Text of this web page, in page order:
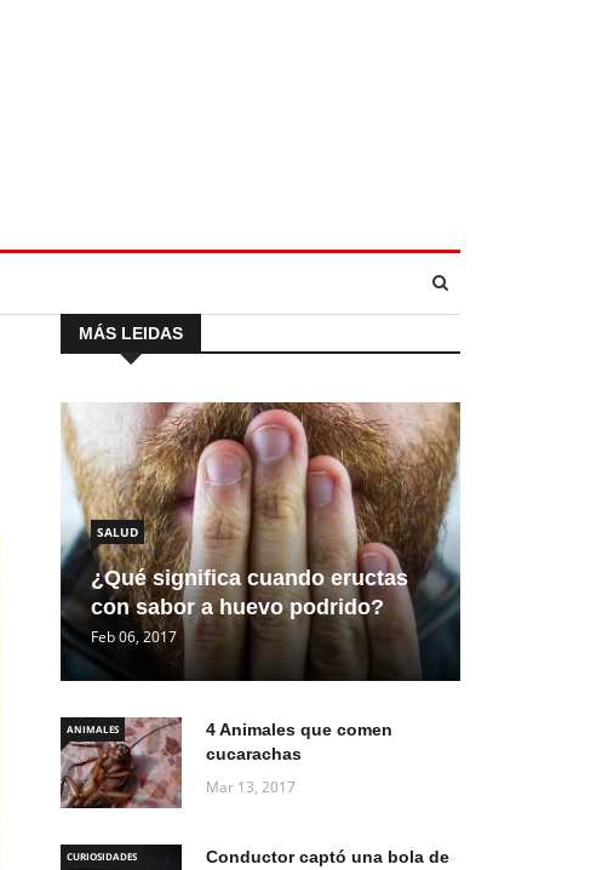
MÁS LEIDAS
SALUD
¿Qué significa cuando eructas
con sabor a huevo podrido?
Feb 06, 2017
ANIMALES
4 Animales que comen
cucarachas
Mar 13, 2017
CURIOSIDADES
Conductor captó una bola de